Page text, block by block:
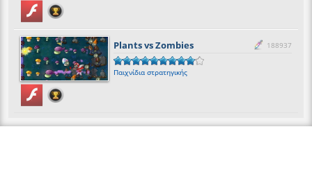
Plants vs Zombies 188937
Παιχνίδια στρατηγικής